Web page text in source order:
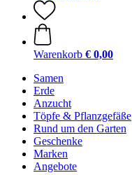
Warenkorb € 0,00
Samen
Erde
Anzucht
Töpfe & Pflanzgefäße
Rund um den Garten
Geschenke
Marken
Angebote